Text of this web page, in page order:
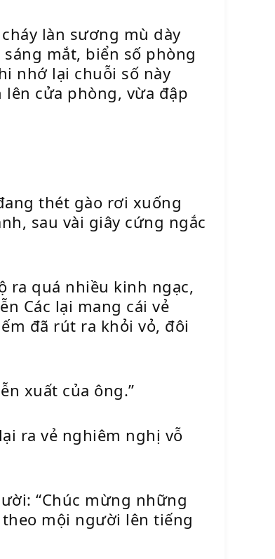
làn sương mù dày
mắt, biển số phòng
nhớ lại chuỗi số này
cửa phòng, vừa đập
thét gào rơi xuống
sau vài giây cứng ngắc
ra quá nhiều kinh ngạc,
Các lại mang cái vẻ
đã rút ra khỏi vỏ, đôi
xuất của ông.”
ra vẻ nghiêm nghị vỗ
“Chúc mừng những
mội người lên tiếng